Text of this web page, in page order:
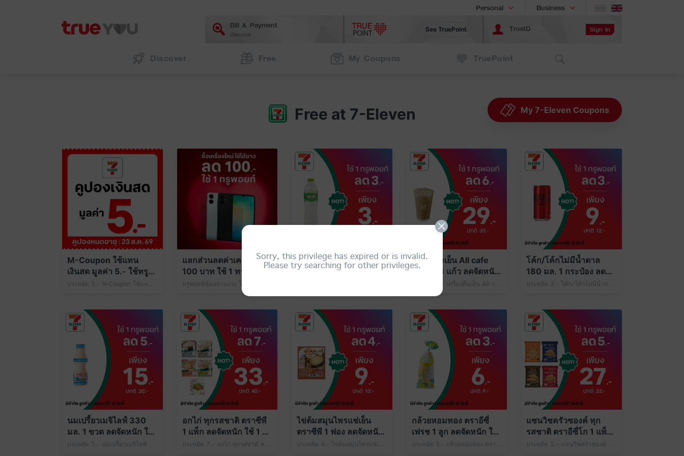
Personal
Shopping Business
เทรนด์เทคโนโลยี
Bill & Payment
iService
See TruePoint TrueID Sign In
Discover Free My Coupons TruePoint
Free at 7-Eleven
M-Coupon ใช้แทน
เงินสด มูลค่า 5.- ใช้ทรู
พอยท์ 49 คะแนน
ประหยัด 5.- M-Coupon ใช้แทนเงินสด มูลค่า 5.- ใช้ทรูพอยท์ 49 คะแนน
แลกส่วนลดค่าเครื่องเปล่า
100 บาท ใช้ 1 ทรูพอยท์
ที่ 7-Eleven
น้ำดื่มเซเว่นซีเล็ค 600
มล. 1 ขวด ลดจัดหนัก ใช้
เครื่องดื่มเย็น All cafe
Size M 1 แก้ว ลดจัดหนัก
ใช้ 1 ทรูพอยท์
ประหยัด 6.- เครื่องดื่มเย็น All cafe Size M 1 แก้ว เพียง 29.- ปกติ 35.- ใช้ 1 ทรูพอยท์
โค้ก/โค้กไม่มีน้ำตาล
180 มล. 1 กระป๋อง ลดจัด
หนัก ใช้ 1 ทรูพอยท์
ประหยัด 3.- โค้ก/โค้กไม่มีน้ำตาล 180 มล. 1 กระป๋อง เพียง 9.- ปกติ 12.- ใช้ 1 ทรูพอยท์
นมเปรี้ยวเมจิไลฟ์ 330
มล. 1 ขวด ลดจัดหนัก ใช้
1 ทรูพอยท์
ประหยัด 5.- นมเปรี้ยวเมจิไลฟ์ 330 มล. 1 ขวด เพียง 15.- ปกติ 20.- ใช้ 1 ทรูพอยท์
อกไก่ ทุกรสชาติ ตราซีพี
1 แพ็ก ลดจัดหนัก ใช้ 1 ทรู
พอยท์
ประหยัด 7.- อกไก่ ทุกรสชาติ ตราซีพี 1 แพ็ก เพียง 33.- ปกติ 40.- ใช้ 1 ทรูพอยท์
ไข่ต้มสมุนไพรแช่เย็น
ตราซีพี 1 ฟอง ลดจัดหนัก
ใช้ 1 ทรูพอยท์
ประหยัด 4.- ไข่ต้มสมุนไพรแช่เย็น ตราซีพี 1 ฟอง เพียง 9.- ปกติ 13.- ใช้ 1 ทรูพอยท์
กล้วยหอมทอง ตราอีซี่
เฟรช 1 ลูก ลดจัดหนัก ใช้
1 ทรูพอยท์
ประหยัด 3.- กล้วยหอมทอง ตราอีซี่เฟรช 1 ลูก เพียง 6.- ปกติ 9.- ใช้ 1 ทรูพอยท์
แซนวิชครัวซองค์ ทุก
รสชาติ ตราอีซี่โก 1 แพ็ก
ลดจัดหนัก ใช้ 1 ทรูพอยท์ประหยัด 5.- แซนวิชครัวซองค์ ทุกรสชาติ ตราอีซี่โก 1 แพ็ก เพียง 27.- ปกติ 32.- ใช้ 1 ทรูพอยท์
My 7-Eleven Coupons
Sorry, this privilege has expired or is invalid.
Please try searching for other privileges.